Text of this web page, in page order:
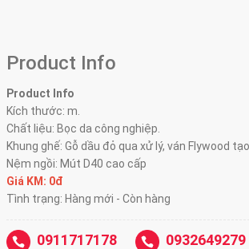
Product Info
Product Info
Kích thước: m.
Chất liệu: Bọc da công nghiệp.
Khung ghế: Gỗ dầu đỏ qua xử lý, ván Flywood
Nệm ngồi: Mút D40 cao cấp
Giá KM: 0đ
Tình trạng: Hàng mới - Còn hàng
0911717178 0932649279